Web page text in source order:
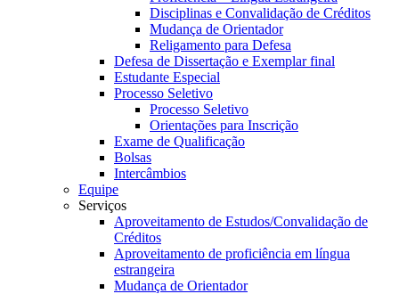
Disciplinas e Convalidação de Créditos
Mudança de Orientador
Religamento para Defesa
Defesa de Dissertação e Exemplar final
Estudante Especial
Processo Seletivo
Processo Seletivo
Orientações para Inscrição
Exame de Qualificação
Bolsas
Intercâmbios
Equipe
Serviços
Aproveitamento de Estudos/Convalidação de
Créditos
Aproveitamento de proficiência em língua
estrangeira
Mudança de Orientador